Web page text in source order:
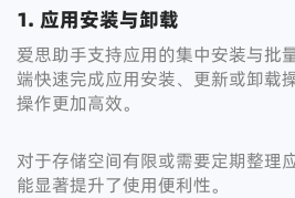
1. 应用安装与卸载
爱思助手支持应用的集中安装与批
端快速完成应用安装、更新或卸载
操作更加高效。
对于存储空间有限或需要定期整理
能显著提升了使用便利性。